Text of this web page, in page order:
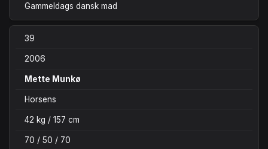
Gammeldags dansk mad
39
2006
Mette Munkø
Horsens
42 kg / 157 cm
70 / 50 / 70